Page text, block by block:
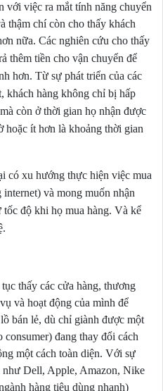
với việc ra mắt tính năng chuyển
thậm chí còn cho thấy khách
nữa. Các nghiên cứu cho thấy
thêm tiền cho vận chuyển để
hơn. Từ sự phát triển của các
khách hàng không chỉ bị hấp
còn ở thời gian họ nhận được
hoặc ít hơn là khoảng thời gian
có xu hướng thực hiện việc mua
và mong muốn nhận
tốc độ khi họ mua hàng. Và kể
thấy các cửa hàng, thương
và hoạt động của mình để
bán lẻ, dù chỉ giành được một
đang thay đổi cách
một cách toàn diện. Với sự
như Dell, Apple, Amazon, Nike
hàng tiêu dùng nhanh)